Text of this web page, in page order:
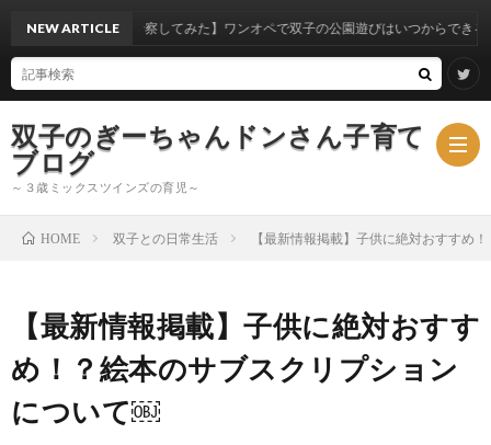
双子のぎーちゃんドンさん子育て
ブログ
～３歳ミックスツインズの育児～
ロ
ミ
NEW ARTICLE
体験から考察してみた】ワンオペで双子の公園遊びはいつからできるのか？
HOME 双子との日常生活 【最新情報掲載】子供に絶対おすすめ
【最新情報掲載】子供に絶対おすす
め！？絵本のサブスクリプション
について￼